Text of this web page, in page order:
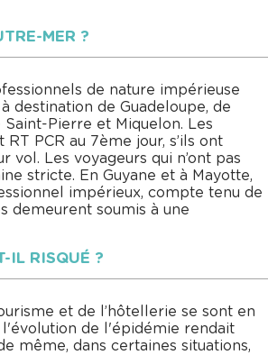
MER ?
de nature impérieuse
destination de Guadeloupe, de
Pierre et Miquelon. Les
PCR au 7ème jour, s’ils ont
vol. Les voyageurs qui n’ont pas
stricte. En Guyane et à Mayotte,
impérieux, compte tenu de
demeurent soumis à une
IL RISQUÉ ?
et de l’hôtellerie se sont en
l'évolution de l'épidémie rendait
même, dans certaines situations,